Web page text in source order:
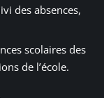
des absences,
scolaires des
de l’école.